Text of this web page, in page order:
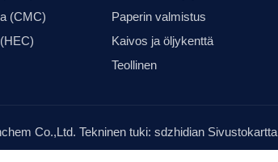
(CMC)
Paperin valmistus
Kaivos ja öljykenttä
Teollinen
Co.,Ltd. Tekninen tuki: sdzhidian Sivustokartta